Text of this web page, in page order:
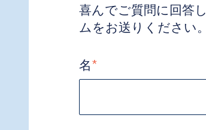
喜んでご質問に回答
ムをお送りください
名*